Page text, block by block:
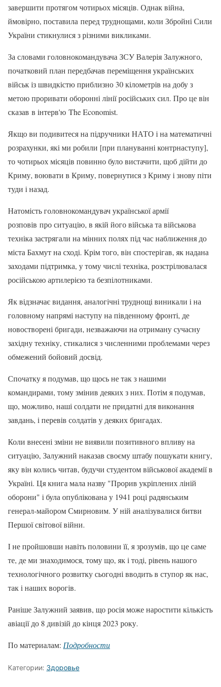
завершити протягом чотирьох місяців. Однак війна,
ймовірно, поставила перед труднощами, коли Збройні Сили
України стикнулися з різними викликами.
За словами головнокомандувача ЗСУ Валерія Залужного,
початковий план передбачав переміщення українських
військ із швидкістю приблизно 30 кілометрів на добу з
метою проривати оборонні лінії російських сил. Про це він
сказав в інтерв'ю The Economist.
Якщо ви подивитеся на підручники НАТО і на математичні
розрахунки, які ми робили [при плануванні контрнаступу],
то чотирьох місяців повинно було вистачити, щоб дійти до
Криму, воювати в Криму, повернутися з Криму і знову піти
туди і назад.
Натомість головнокомандувач української армії
розповів про ситуацію, в якій його війська та військова
техніка застрягали на мінних полях під час наближення до
міста Бахмут на сході. Крім того, він спостерігав, як надана
заходами підтримка, у тому числі техніка, розстрілювалася
російською артилерією та безпілотниками.
Як відзначає видання, аналогічні труднощі виникали і на
головному напрямі наступу на південному фронті, де
новостворені бригади, незважаючи на отриману сучасну
західну техніку, стикалися з численними проблемами через
обмежений бойовий досвід.
Спочатку я подумав, що щось не так з нашими
командирами, тому змінив деяких з них. Потім я подумав,
що, можливо, наші солдати не придатні для виконання
завдань, і перевів солдатів у деяких бригадах.
Коли внесені зміни не виявили позитивного впливу на
ситуацію, Залужний наказав своєму штабу пошукати книгу,
яку він колись читав, будучи студентом військової академії в
Україні. Ця книга мала назву "Прорив укріплених ліній
оборони" і була опублікована у 1941 році радянським
генерал-майором Смирновим. У ній аналізувалися битви
Першої світової війни.
І не пройшовши навіть половини її, я зрозумів, що це саме
те, де ми знаходимося, тому що, як і тоді, рівень нашого
технологічного розвитку сьогодні вводить в ступор як нас,
так і наших ворогів.
Раніше Залужний заявив, що росія може наростити кількість
авіації до 8 дивізій до кінця 2023 року.
По материалам: Подробности
Категории: Здоровье